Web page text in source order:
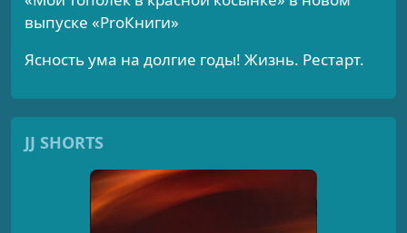
выпуске «ProКниги»
Ясность ума на долгие годы! Жизнь. Рестарт.
JJ SHORTS